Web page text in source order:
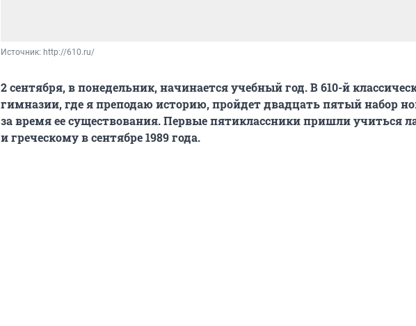
Источник: http://610.ru/
2 сентября, в понедельник, начинается учебный год. В 610-й
гимназии, где я преподаю историю, пройдет двадцать пятый набор
за время ее существования. Первые пятиклассники пришли учиться
и греческому в сентябре 1989 года.